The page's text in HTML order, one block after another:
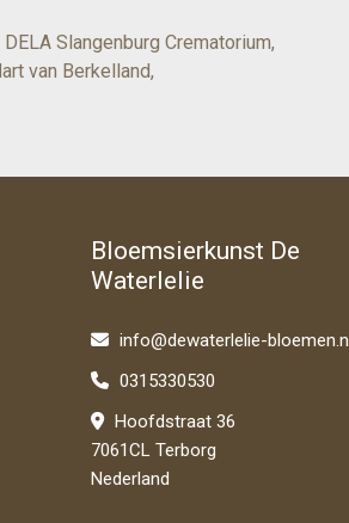
Slangenburg Crematorium,
van Berkelland,
Bloemsierkunst De
Waterlelie
info@dewaterlelie-
0315330530
Hoofdstraat 36
7061CL Terborg
Nederland